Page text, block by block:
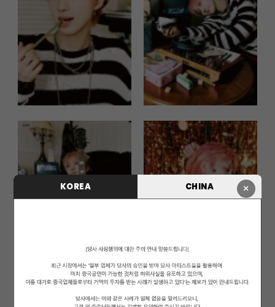
×
KOREA CHINA